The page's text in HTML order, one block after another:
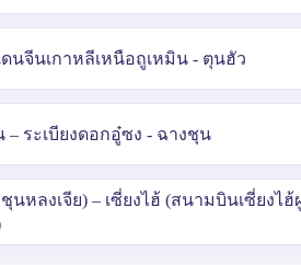
นจีนเกาหลีเหนือถูเหมิน - ตุนฮัว
ระเบียงดอกอู๋ซง - ฉางชุน
หลงเจีย) – เซี่ยงไฮ้ (สนามบินเซี่ยงไฮ้